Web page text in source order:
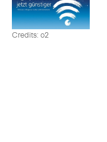
Credits: o2